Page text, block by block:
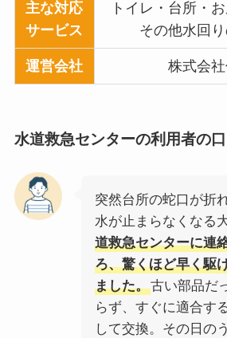
主な対応
サービス
トイレ・台所・
その他水回
運営会社 株式会
水道救急センターの利用者の口
突然台所の蛇口が折
水が止まらなくなる
道救急センターに連
ろ、驚くほど早く駆
ました。古い部品だ
らず、すぐに適合す
して交換。その日の